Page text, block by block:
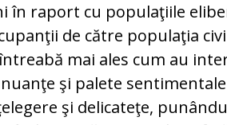
în raport cu populaţiile
de către populaţia
mai ales cum au
şi palete
şi delicateţe,